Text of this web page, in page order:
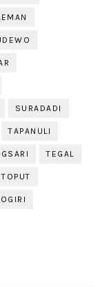
SURADADI
TAPANULI
TEGAL
TOPUT